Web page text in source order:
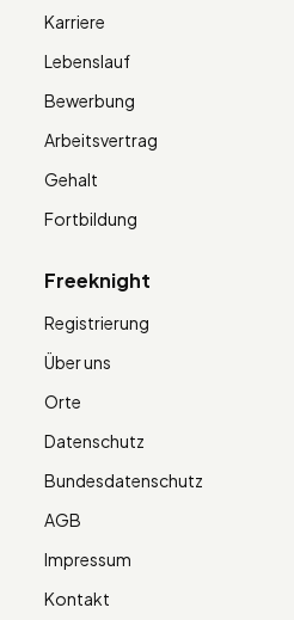
Karriere
Lebenslauf
Bewerbung
Arbeitsvertrag
Gehalt
Fortbildung
Freeknight
Registrierung
Über uns
Orte
Datenschutz
Bundesdatenschutz
AGB
Impressum
Kontakt